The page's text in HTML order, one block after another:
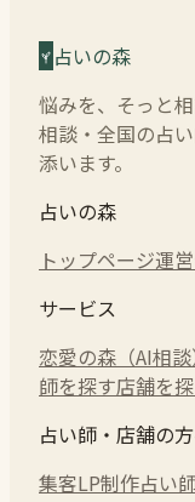
占いの森
悩みを、そっと
相談・全国の占
添います。
占いの森
トップページ運
サービス
恋愛の森（AI相談
師を探す店舗を
占い師・店舗の
集客LP制作占い